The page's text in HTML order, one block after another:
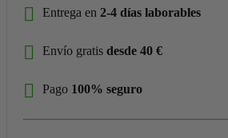
Entrega en 2-4 días laborables
Envío gratis desde 40 €
Pago 100% seguro